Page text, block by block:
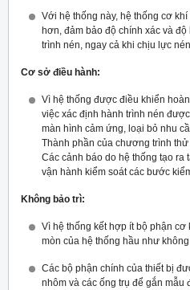
Với hệ thống này, hệ thống cơ
hơn, đảm bảo độ chính xác và
trình nén, ngay cả khi chịu lực
Cơ sở điều hành:
Vì hệ thống được điều khiển
việc xác định hành trình nén
màn hình cảm ứng, loại bỏ nhu
Thành phần của chương trình
Các cảnh báo do hệ thống tạo
vận hành kiểm soát các bước
Không bảo trì:
Vì hệ thống kết hợp ít bộ phận
mòn của hệ thống hầu như
Các bộ phận chính của thiết bị
nhôm và các ống trụ để gắn